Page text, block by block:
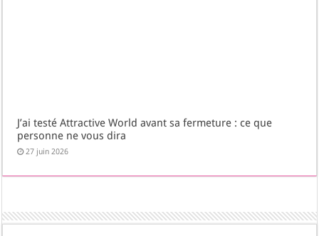
J’ai testé Attractive World avant sa fermeture : ce que
personne ne vous dira
27 juin 2026